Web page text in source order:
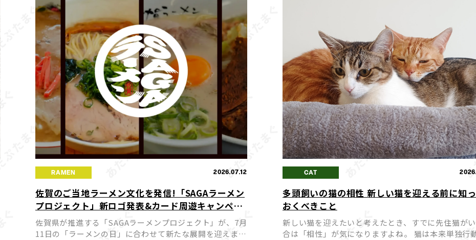
RAMEN 2026.07.12
佐賀のご当地ラーメン文化を発信!「SAGAラーメン
プロジェクト」新ロゴ発表&カード周遊キャンペー
ンが7月11日スタート
佐賀県が推進する「SAGAラーメンプロジェクト」が、7月
11日の「ラーメンの日」に合わせて新たな展開を迎えまし
CAT
多頭飼いの猫の相性 新しい猫を迎える前に知
おくべきこと
新しい猫を迎えたいと考えたとき、すでに先住猫が
合は「相性」が気になりますよね。 猫は本来単独行